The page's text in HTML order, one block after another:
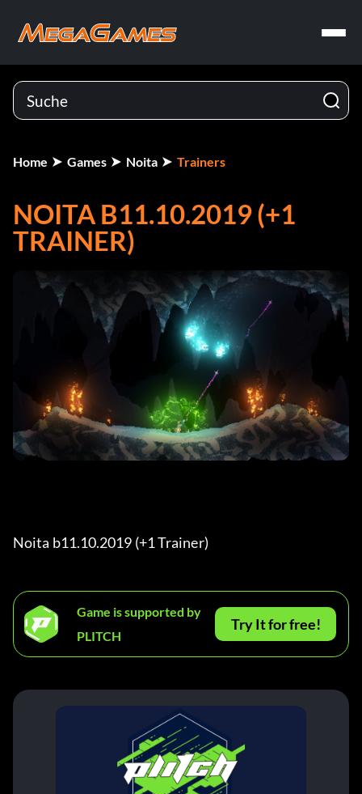
Home Games Noita Trainers
NOITA B11.10.2019 (+1
TRAINER)
Noita b11.10.2019 (+1 Trainer)
Game is supported by
PLITCH
Try It for free!